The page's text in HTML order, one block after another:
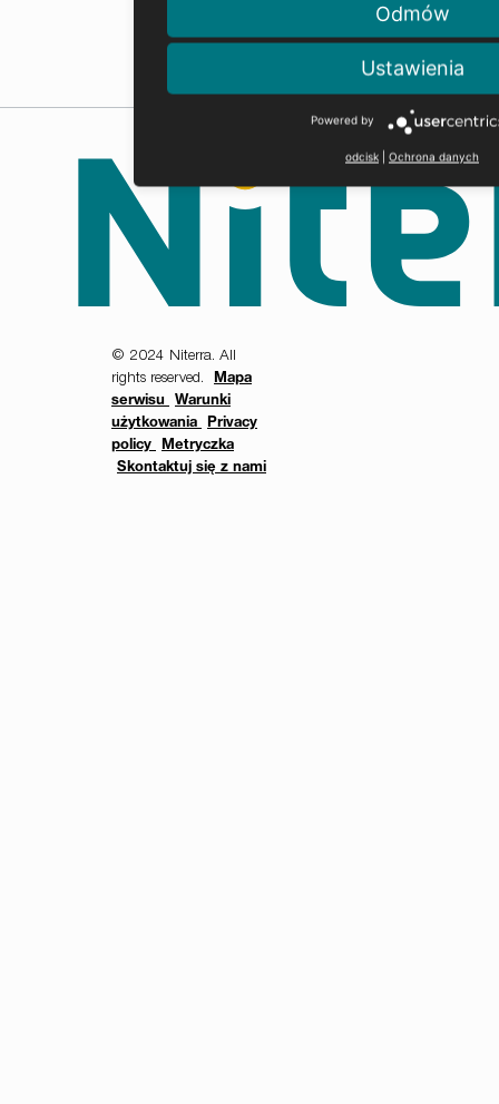
© 2024 Niterra. All
rights reserved.
Mapa
serwisu
Warunki
użytkowania
Privacy
policy
Metryczka
Skontaktuj się z nami
Odmów
Ustawienia
Powered by
odcisk | Ochrona danych